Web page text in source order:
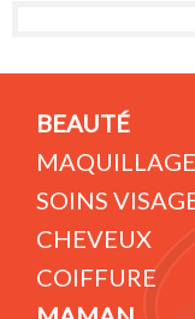
BEAUTÉ
MAQUILLAGE
SOINS
CHEVEUX
COIFFURE